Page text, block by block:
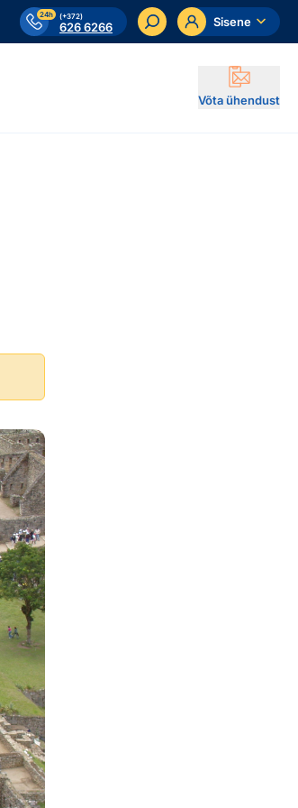
24h (+372)
626 6266 Sisene
Võta ühendust